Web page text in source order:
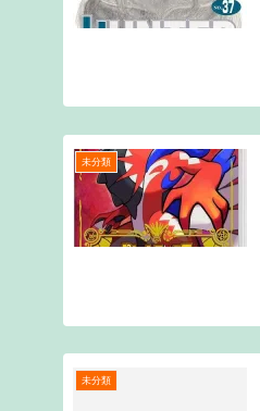
未分類
未分類